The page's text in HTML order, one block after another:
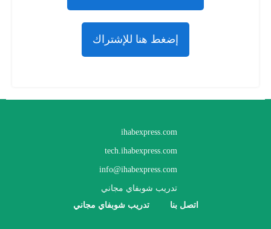
إضغط هنا للإشتراك
ihabexpress.com
tech.ihabexpress.com
info@ihabexpress.com
تدريب شوبفاي مجاني
اتصل بنا تدريب شوبفاي مجاني